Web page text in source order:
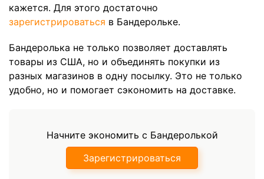
кажется. Для этого достаточно
зарегистрироваться в Бандерольке.
Бандеролька не только позволяет доставлять
товары из США, но и объединять покупки из
разных магазинов в одну посылку. Это не только
удобно, но и помогает сэкономить на доставке.
Начните экономить с Бандеролькой
Зарегистрироваться